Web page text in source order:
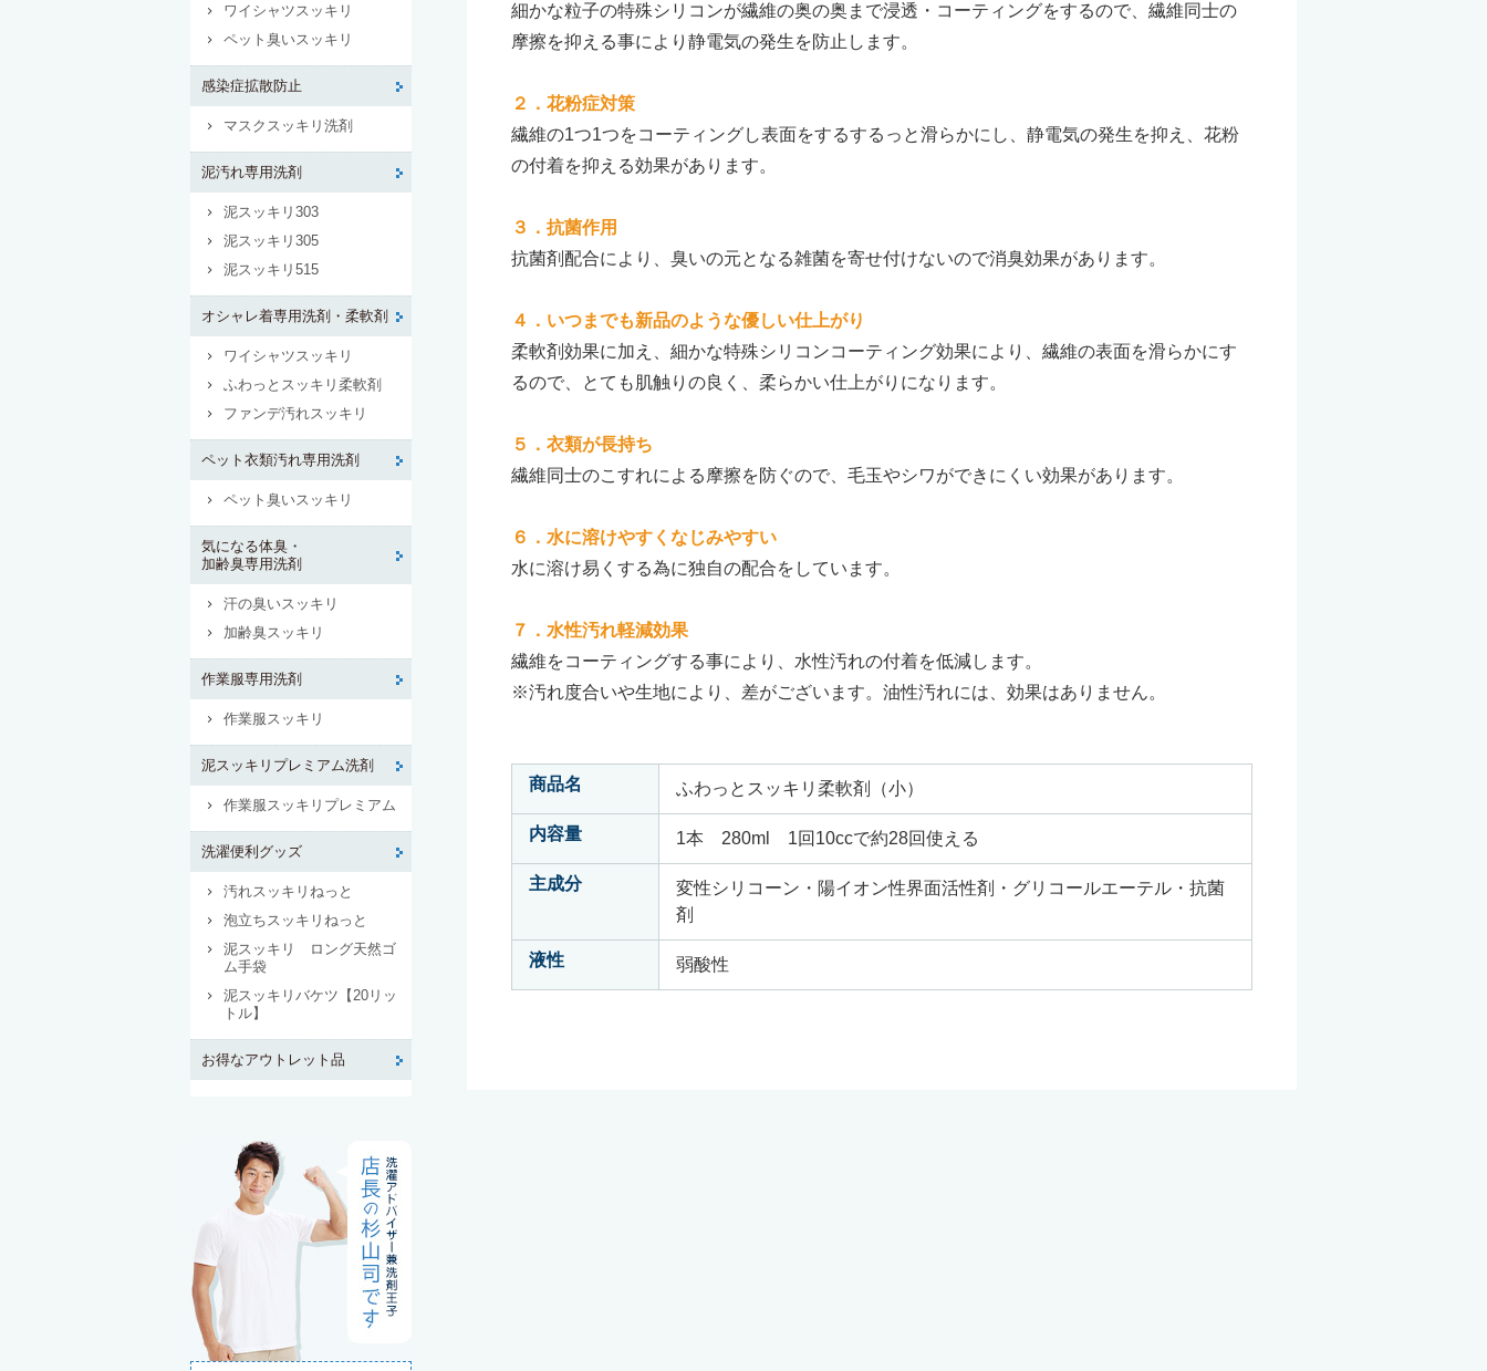
細かな粒子の特殊シリコンが繊維の奥の奥まで浸透・コーティングをするので、繊維同士の
摩擦を抑える事により静電気の発生を防止します。
２．花粉症対策
繊維の1つ1つをコーティングし表面をするするっと滑らかにし、静電気の発生を抑え、花粉
の付着を抑える効果があります。
３．抗菌作用
抗菌剤配合により、臭いの元となる雑菌を寄せ付けないので消臭効果があります。
４．いつまでも新品のような優しい仕上がり
柔軟剤効果に加え、細かな特殊シリコンコーティング効果により、繊維の表面を滑らかにす
るので、とても肌触りの良く、柔らかい仕上がりになります。
５．衣類が長持ち
繊維同士のこすれによる摩擦を防ぐので、毛玉やシワができにくい効果があります。
６．水に溶けやすくなじみやすい
水に溶け易くする為に独自の配合をしています。
７．水性汚れ軽減効果
繊維をコーティングする事により、水性汚れの付着を低減します。
※汚れ度合いや生地により、差がございます。油性汚れには、効果はありません。
商品名 ふわっとスッキリ柔軟剤（小）
内容量 1本 280ml 1回10ccで約28回使える
主成分
変性シリコーン・陽イオン性界面活性剤・グリコールエーテル・抗菌
剤
液性 弱酸性
ワイシャツスッキリ
ペット臭いスッキリ
感染症拡散防止
マスクスッキリ洗剤
泥汚れ専用洗剤
泥スッキリ303
泥スッキリ305
泥スッキリ515
オシャレ着専用洗剤・柔軟剤
ワイシャツスッキリ
ふわっとスッキリ柔軟剤
ファンデ汚れスッキリ
ペット衣類汚れ専用洗剤
ペット臭いスッキリ
気になる体臭・
加齢臭専用洗剤
汗の臭いスッキリ
加齢臭スッキリ
作業服専用洗剤
作業服スッキリ
泥スッキリプレミアム洗剤
作業服スッキリプレミアム
洗濯便利グッズ
汚れスッキリねっと
泡立ちスッキリねっと
泥スッキリ ロング天然ゴ
ム手袋
泥スッキリバケツ【20リッ
トル】
お得なアウトレット品